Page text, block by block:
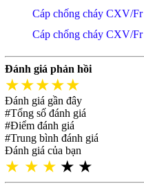
Cáp chống cháy CXV/
Cáp chống cháy CXV/
Đánh giá phản hồi
★★★★★
Đánh giá gần đây
#Tổng số đánh giá
#Điểm đánh giá
#Trung bình đánh giá
Đánh giá của bạn
★ ★ ★ ★ ★